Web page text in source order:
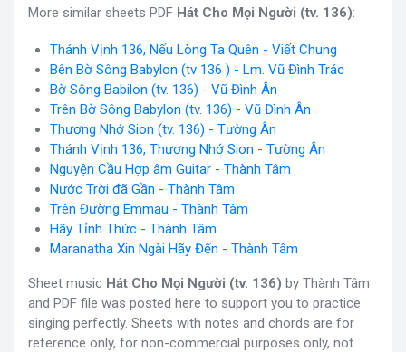
More similar sheets PDF Hát Cho Mọi Người (tv. 136):
Thánh Vịnh 136, Nếu Lòng Ta Quên - Viết Chung
Bên Bờ Sông Babylon (tv 136 ) - Lm. Vũ Đình Trác
Bờ Sông Babilon (tv. 136) - Vũ Đình Ân
Trên Bờ Sông Babylon (tv. 136) - Vũ Đình Ân
Thương Nhớ Sion (tv. 136) - Tường Ân
Thánh Vịnh 136, Thương Nhớ Sion - Tường Ân
Nguyện Cầu Hợp âm Guitar - Thành Tâm
Nước Trời đã Gần - Thành Tâm
Trên Đường Emmau - Thành Tâm
Hãy Tỉnh Thức - Thành Tâm
Maranatha Xin Ngài Hãy Đến - Thành Tâm
Sheet music Hát Cho Mọi Người (tv. 136) by Thành Tâm
and PDF file was posted here to support you to practice
singing perfectly. Sheets with notes and chords are for
reference only, for non-commercial purposes only, not